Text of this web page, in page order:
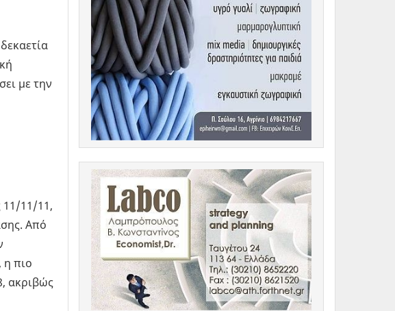
με την
11/11/11,
Από
η πιο
ακριβώς